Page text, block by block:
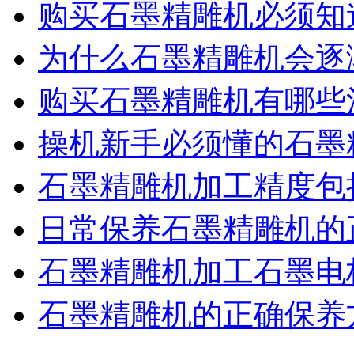
购买石墨精雕机必须
为什么石墨精雕机会
购买石墨精雕机有哪
操机新手必须懂的石
石墨精雕机加工精度
日常保养石墨精雕机
石墨精雕机加工石墨
石墨精雕机的正确保养